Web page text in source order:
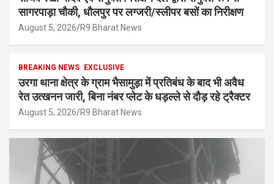
सागरपाड़ा चौकी, धौलपुर पर लग्जरी/स्लीपर बसों का निरीक्षण
August 5, 2026 R9 Bharat News
BREAKING NEWS EXCLUSIVE
उरगा थाना क्षेत्र के ग्राम भैसामुड़ा में प्रतिबंध के बाद भी अवैध
रेत उत्खनन जारी, बिना नंबर प्लेट के धड़ल्ले से दौड़ रहे ट्रैक्टर
August 5, 2026 R9 Bharat News